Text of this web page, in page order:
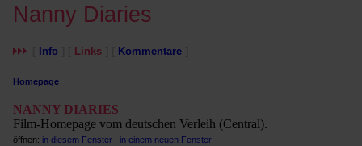
Nanny Diaries
Info Links Kommentare
Homepage
NANNY DIARIES
Film-Homepage vom deutschen Verleih (Central).
öffnen: in diesem Fenster | in einem neuen Fenster